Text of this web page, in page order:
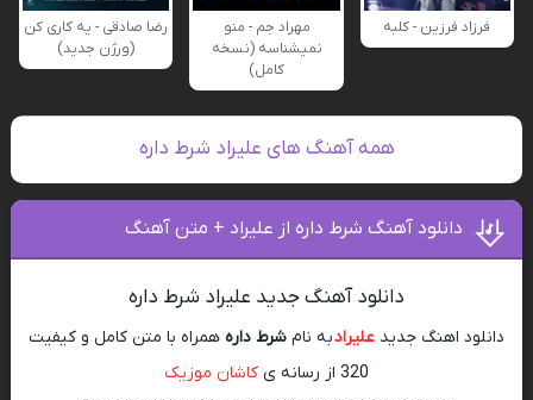
فرزاد فرزین - کلبه
مهراد جم - منو
نمیشناسه (نسخه
کامل)
رضا صادقی - یه کاری کن
(ورژن جدید)
همه آهنگ های علیراد شرط داره
دانلود آهنگ شرط داره از علیراد + متن آهنگ
دانلود آهنگ جدید علیراد شرط داره
دانلود اهنگ جدید علیرادبه نام شرط داره همراه با متن کامل و کیفیت
320 از رسانه ی
کاشان موزیک